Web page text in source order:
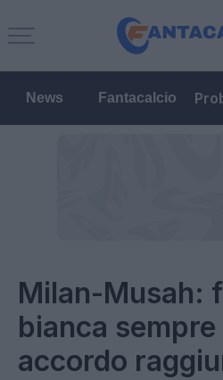
News Fantacalcio
Milan-Musah:
bianca
accordo